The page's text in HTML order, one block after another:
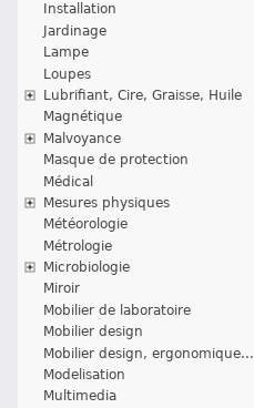
Installation
Jardinage
Lampe
Loupes
Lubrifiant, Cire, Graisse, Huile
Magnétique
Malvoyance
Masque de protection
Médical
Mesures physiques
Météorologie
Métrologie
Microbiologie
Miroir
Mobilier de laboratoire
Mobilier design
Mobilier design, ergonomique...
Modelisation
Multimedia